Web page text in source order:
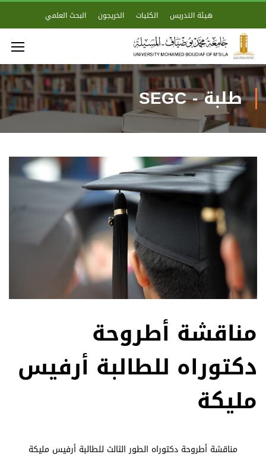
هيئة التدريس الكليات الخريجون البحث العلمي
طلبة - SEGC
مناقشة أطروحة
دكتوراه للطالبة أرفيس
مليكة
مناقشة أطروحة دكتوراه الطور الثالث للطالبة أرفيس مليكة